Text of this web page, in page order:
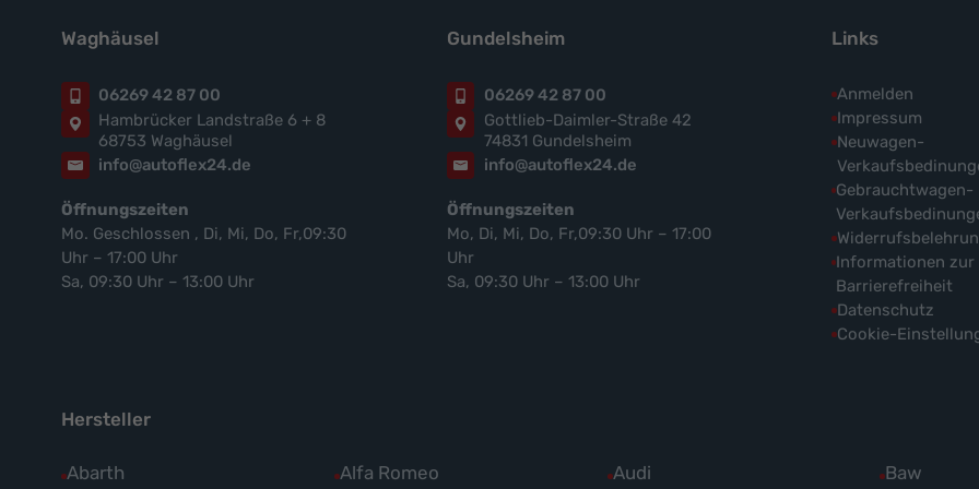
Waghäusel
06269 42 87 00
Hambrücker Landstraße 6 + 8
68753 Waghäusel
info@autoflex24.de
Öffnungszeiten
Mo. Geschlossen , Di, Mi, Do, Fr,09:30
Uhr – 17:00 Uhr
Sa, 09:30 Uhr – 13:00 Uhr
Gundelsheim
06269 42 87 00
Gottlieb-Daimler-Straße 42
74831 Gundelsheim
info@autoflex24.de
Öffnungszeiten
Mo, Di, Mi, Do, Fr,09:30 Uhr – 17:00
Uhr
Sa, 09:30 Uhr – 13:00 Uhr
Links
Anmelden
Impressum
Neuwagen-
Gebrauchtwagen-
Informationen zur
Barrierefreiheit
Datenschutz
Cookie-
Hersteller
Abarth
Alle
Alfa Romeo
Alle
Audi
Alle
Baw
Alle